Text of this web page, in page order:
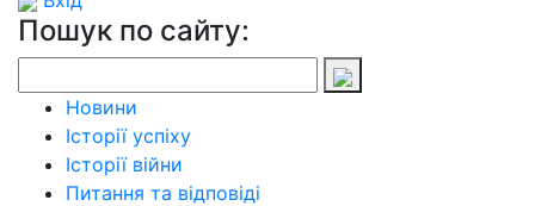
Пошук по сайту:
Новини
Історії успіху
Історії війни
Питання та відповіді